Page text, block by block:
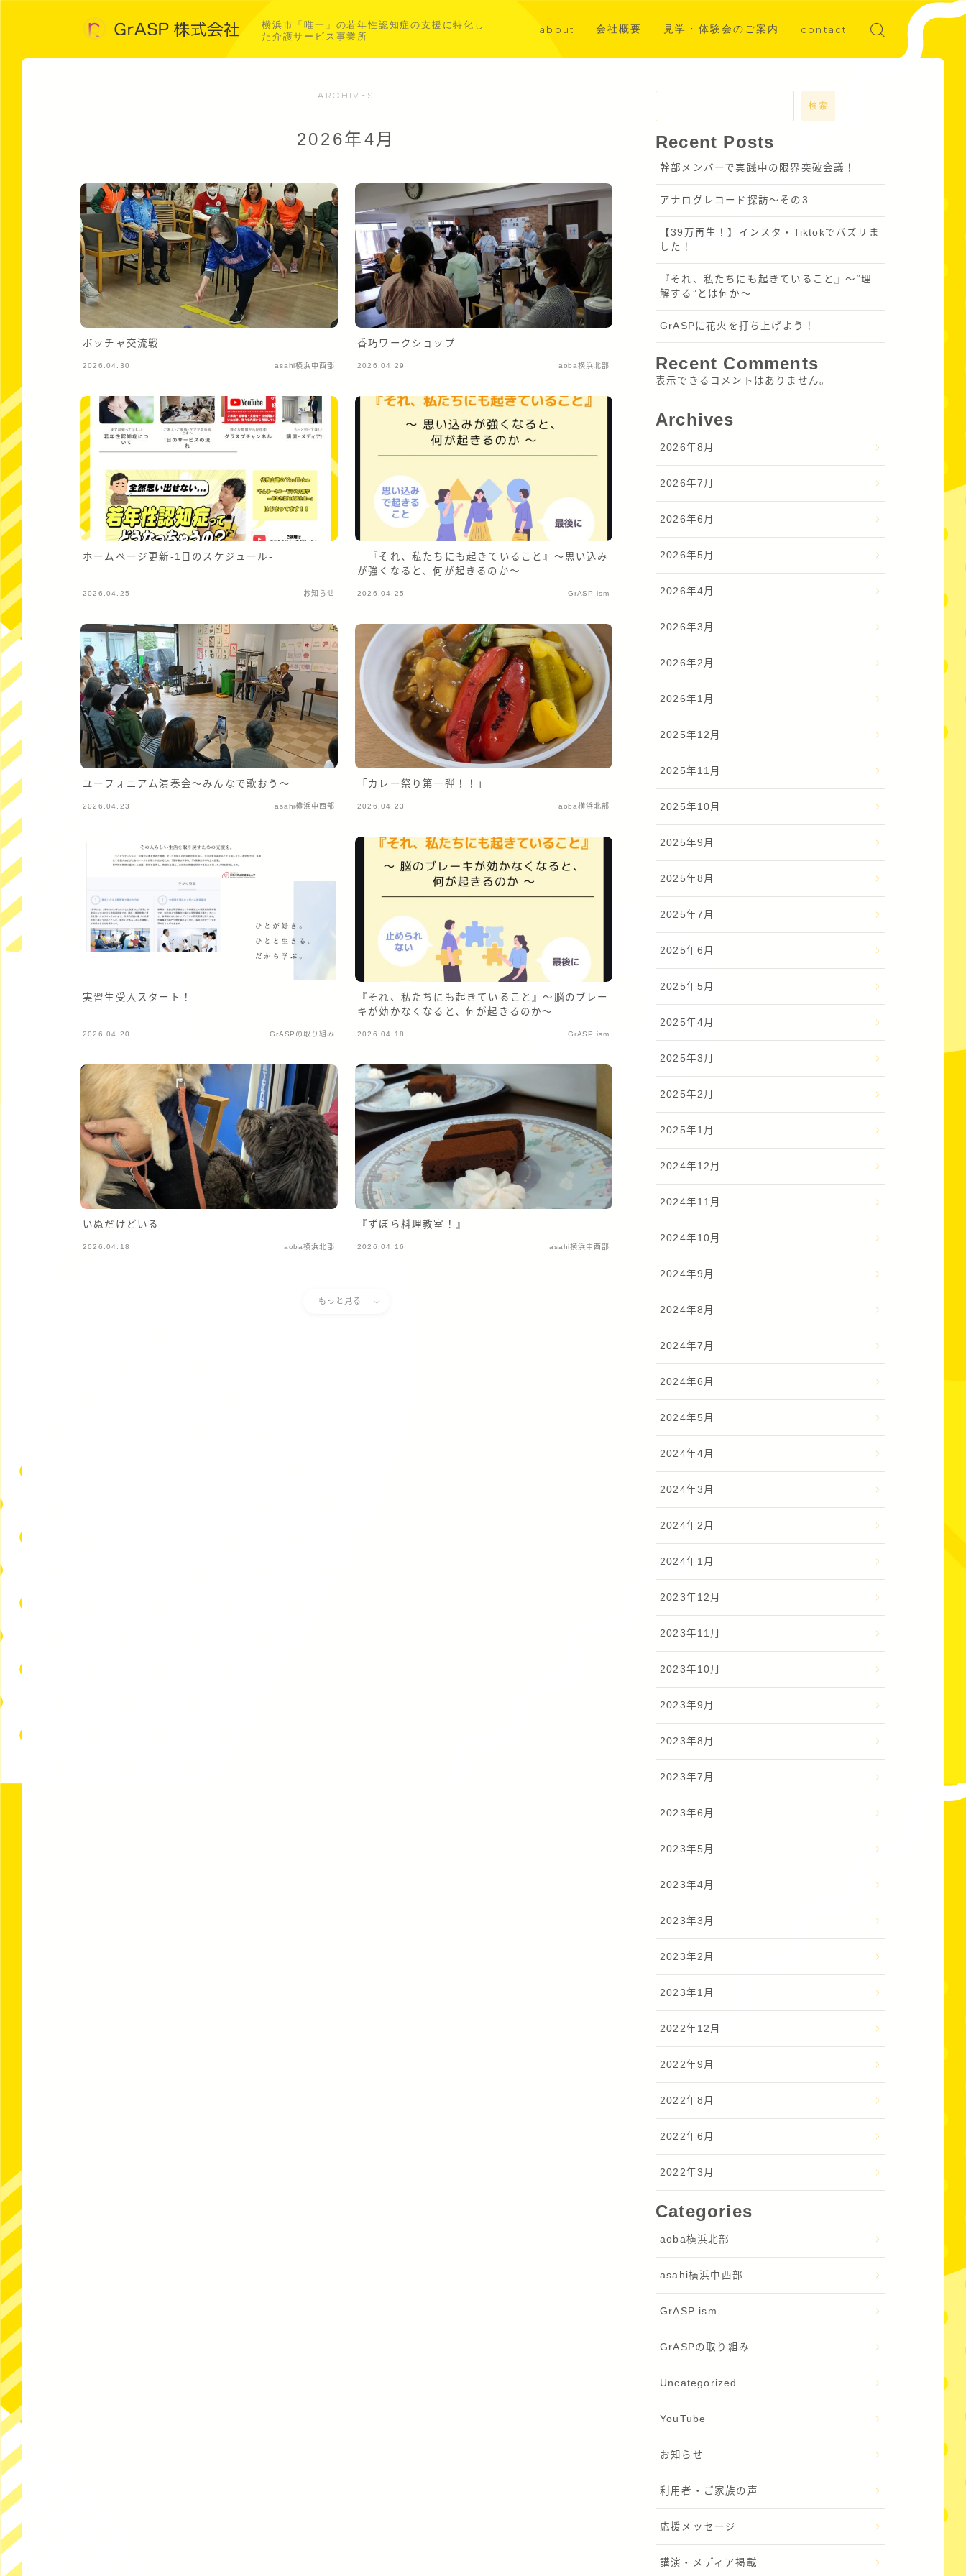
横浜市「唯一」の若年性認知症の支援に特化し
た介護サービス事業所
about 会社概要
共同事業募集
見学・体験会のご案内 contact
ARCHIVES
2026年4月
ボッチャ交流戦
2026.04.30 asahi横浜中西部
香巧ワークショップ
2026.04.29 aoba横浜北部
ホームページ更新-1日のスケジュール-
2026.04.25 お知らせ
『それ、私たちにも起きていること』〜思い込み
が強くなると、何が起きるのか～
2026.04.25 GrASP ism
ユーフォニアム演奏会～みんなで歌おう～
2026.04.23 asahi横浜中西部
「カレー祭り第一弾！！」
2026.04.23 aoba横浜北部
実習生受入スタート！
2026.04.20 GrASPの取り組み
『それ、私たちにも起きていること』〜脳のブレー
キが効かなくなると、何が起きるのか～
2026.04.18 GrASP ism
いぬだけどいる
2026.04.18 aoba横浜北部
『ずぼら料理教室！』
2026.04.16 asahi横浜中西部
もっと見る
検索
Recent Posts
幹部メンバーで実践中の限界突破会議！
アナログレコード探訪～その3
【39万再生！】インスタ・Tiktokでバズリま
した！
『それ、私たちにも起きていること』〜“理
解する”とは何か～
GrASPに花火を打ち上げよう！
Recent Comments
表示できるコメントはありません。
Archives
2026年8月
2026年7月
2026年6月
2026年5月
2026年4月
2026年3月
2026年2月
2026年1月
2025年12月
2025年11月
2025年10月
2025年9月
2025年8月
2025年7月
2025年6月
2025年5月
2025年4月
2025年3月
2025年2月
2025年1月
2024年12月
2024年11月
2024年10月
2024年9月
2024年8月
2024年7月
2024年6月
2024年5月
2024年4月
2024年3月
2024年2月
2024年1月
2023年12月
2023年11月
2023年10月
2023年9月
2023年8月
2023年7月
2023年6月
2023年5月
2023年4月
2023年3月
2023年2月
2023年1月
2022年12月
2022年9月
2022年8月
2022年6月
2022年3月
Categories
aoba横浜北部
asahi横浜中西部
GrASP ism
GrASPの取り組み
Uncategorized
YouTube
お知らせ
利用者・ご家族の声
応援メッセージ
講演・メディア掲載